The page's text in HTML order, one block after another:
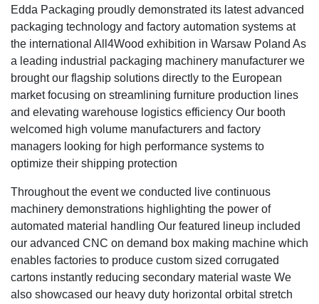
Edda Packaging proudly demonstrated its latest advanced
packaging technology and factory automation systems at
the international All4Wood exhibition in Warsaw Poland As
a leading industrial packaging machinery manufacturer we
brought our flagship solutions directly to the European
market focusing on streamlining furniture production lines
and elevating warehouse logistics efficiency Our booth
welcomed high volume manufacturers and factory
managers looking for high performance systems to
optimize their shipping protection
Throughout the event we conducted live continuous
machinery demonstrations highlighting the power of
automated material handling Our featured lineup included
our advanced CNC on demand box making machine which
enables factories to produce custom sized corrugated
cartons instantly reducing secondary material waste We
also showcased our heavy duty horizontal orbital stretch